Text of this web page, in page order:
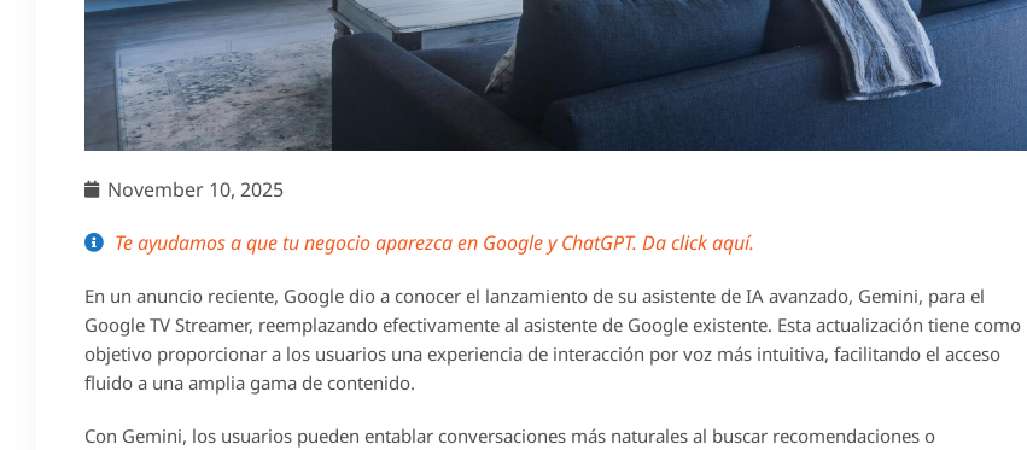
November 10, 2025
Te ayudamos a que tu negocio aparezca en Google y ChatGPT. Da click aquí.
En un anuncio reciente, Google dio a conocer el lanzamiento de su asistente de IA avanzado, Gemini, para el
Google TV Streamer, reemplazando efectivamente al asistente de Google existente. Esta actualización tiene como
objetivo proporcionar a los usuarios una experiencia de interacción por voz más intuitiva, facilitando el acceso
fluido a una amplia gama de contenido.
Con Gemini, los usuarios pueden entablar conversaciones más naturales al buscar recomendaciones o